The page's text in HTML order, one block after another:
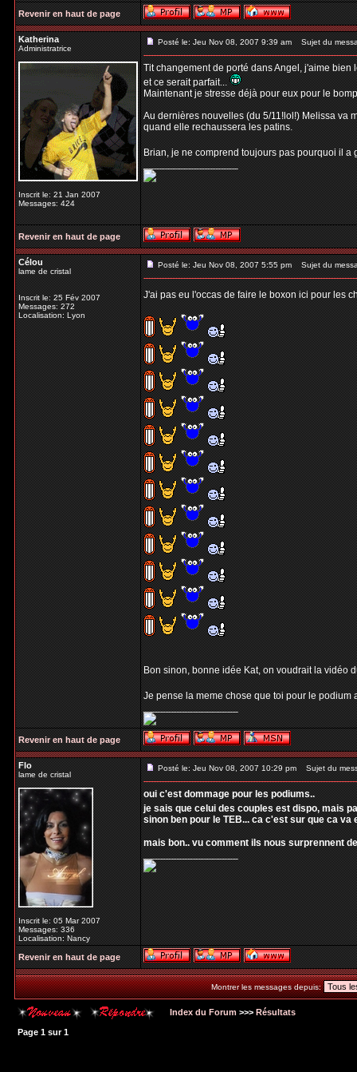
Revenir en haut de page
Katherina
Administratrice
Inscrit le: 21 Jan 2007
Messages: 424
Posté le: Jeu Nov 08, 2007 9:39 am Sujet du
Tit changement de porté dans Angel, j'aime
et ce serait parfait...
Maintenant je stresse déjà pour eux pour le
Au dernières nouvelles (du 5/11!lol!) Melissa va
quand elle rechaussera les patins.
Brian, je ne comprend toujours pas pourquoi il a
_________________
Revenir en haut de page
Célou
lame de cristal
Inscrit le: 25 Fév 2007
Messages: 272
Localisation: Lyon
Posté le: Jeu Nov 08, 2007 5:55 pm Sujet du
J'ai pas eu l'occas de faire le boxon ici pour les
Bon sinon, bonne idée Kat, on voudrait la vidéo
Je pense la meme chose que toi pour le podium
_________________
Revenir en haut de page
Flo
lame de cristal
Inscrit le: 05 Mar 2007
Messages: 336
Localisation: Nancy
Posté le: Jeu Nov 08, 2007 10:29 pm Sujet du
oui c'est dommage pour les podiums..
je sais que celui des couples est dispo, mais
sinon ben pour le TEB... ca c'est sur que ca va
mais bon.. vu comment ils nous surprennent
_________________
Revenir en haut de page
Montrer les messages depuis:
Index du Forum >>> Résultats
Page 1 sur1